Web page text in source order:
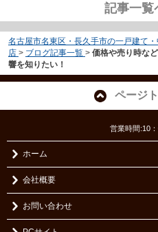
記事一覧
名古屋市名東区・長久手市の一戸建て
店 > ブログ記事一覧 > 価格や売り時な
響を知りたい！
ページ
営業時間:10
ホーム
会社概要
お問い合わせ